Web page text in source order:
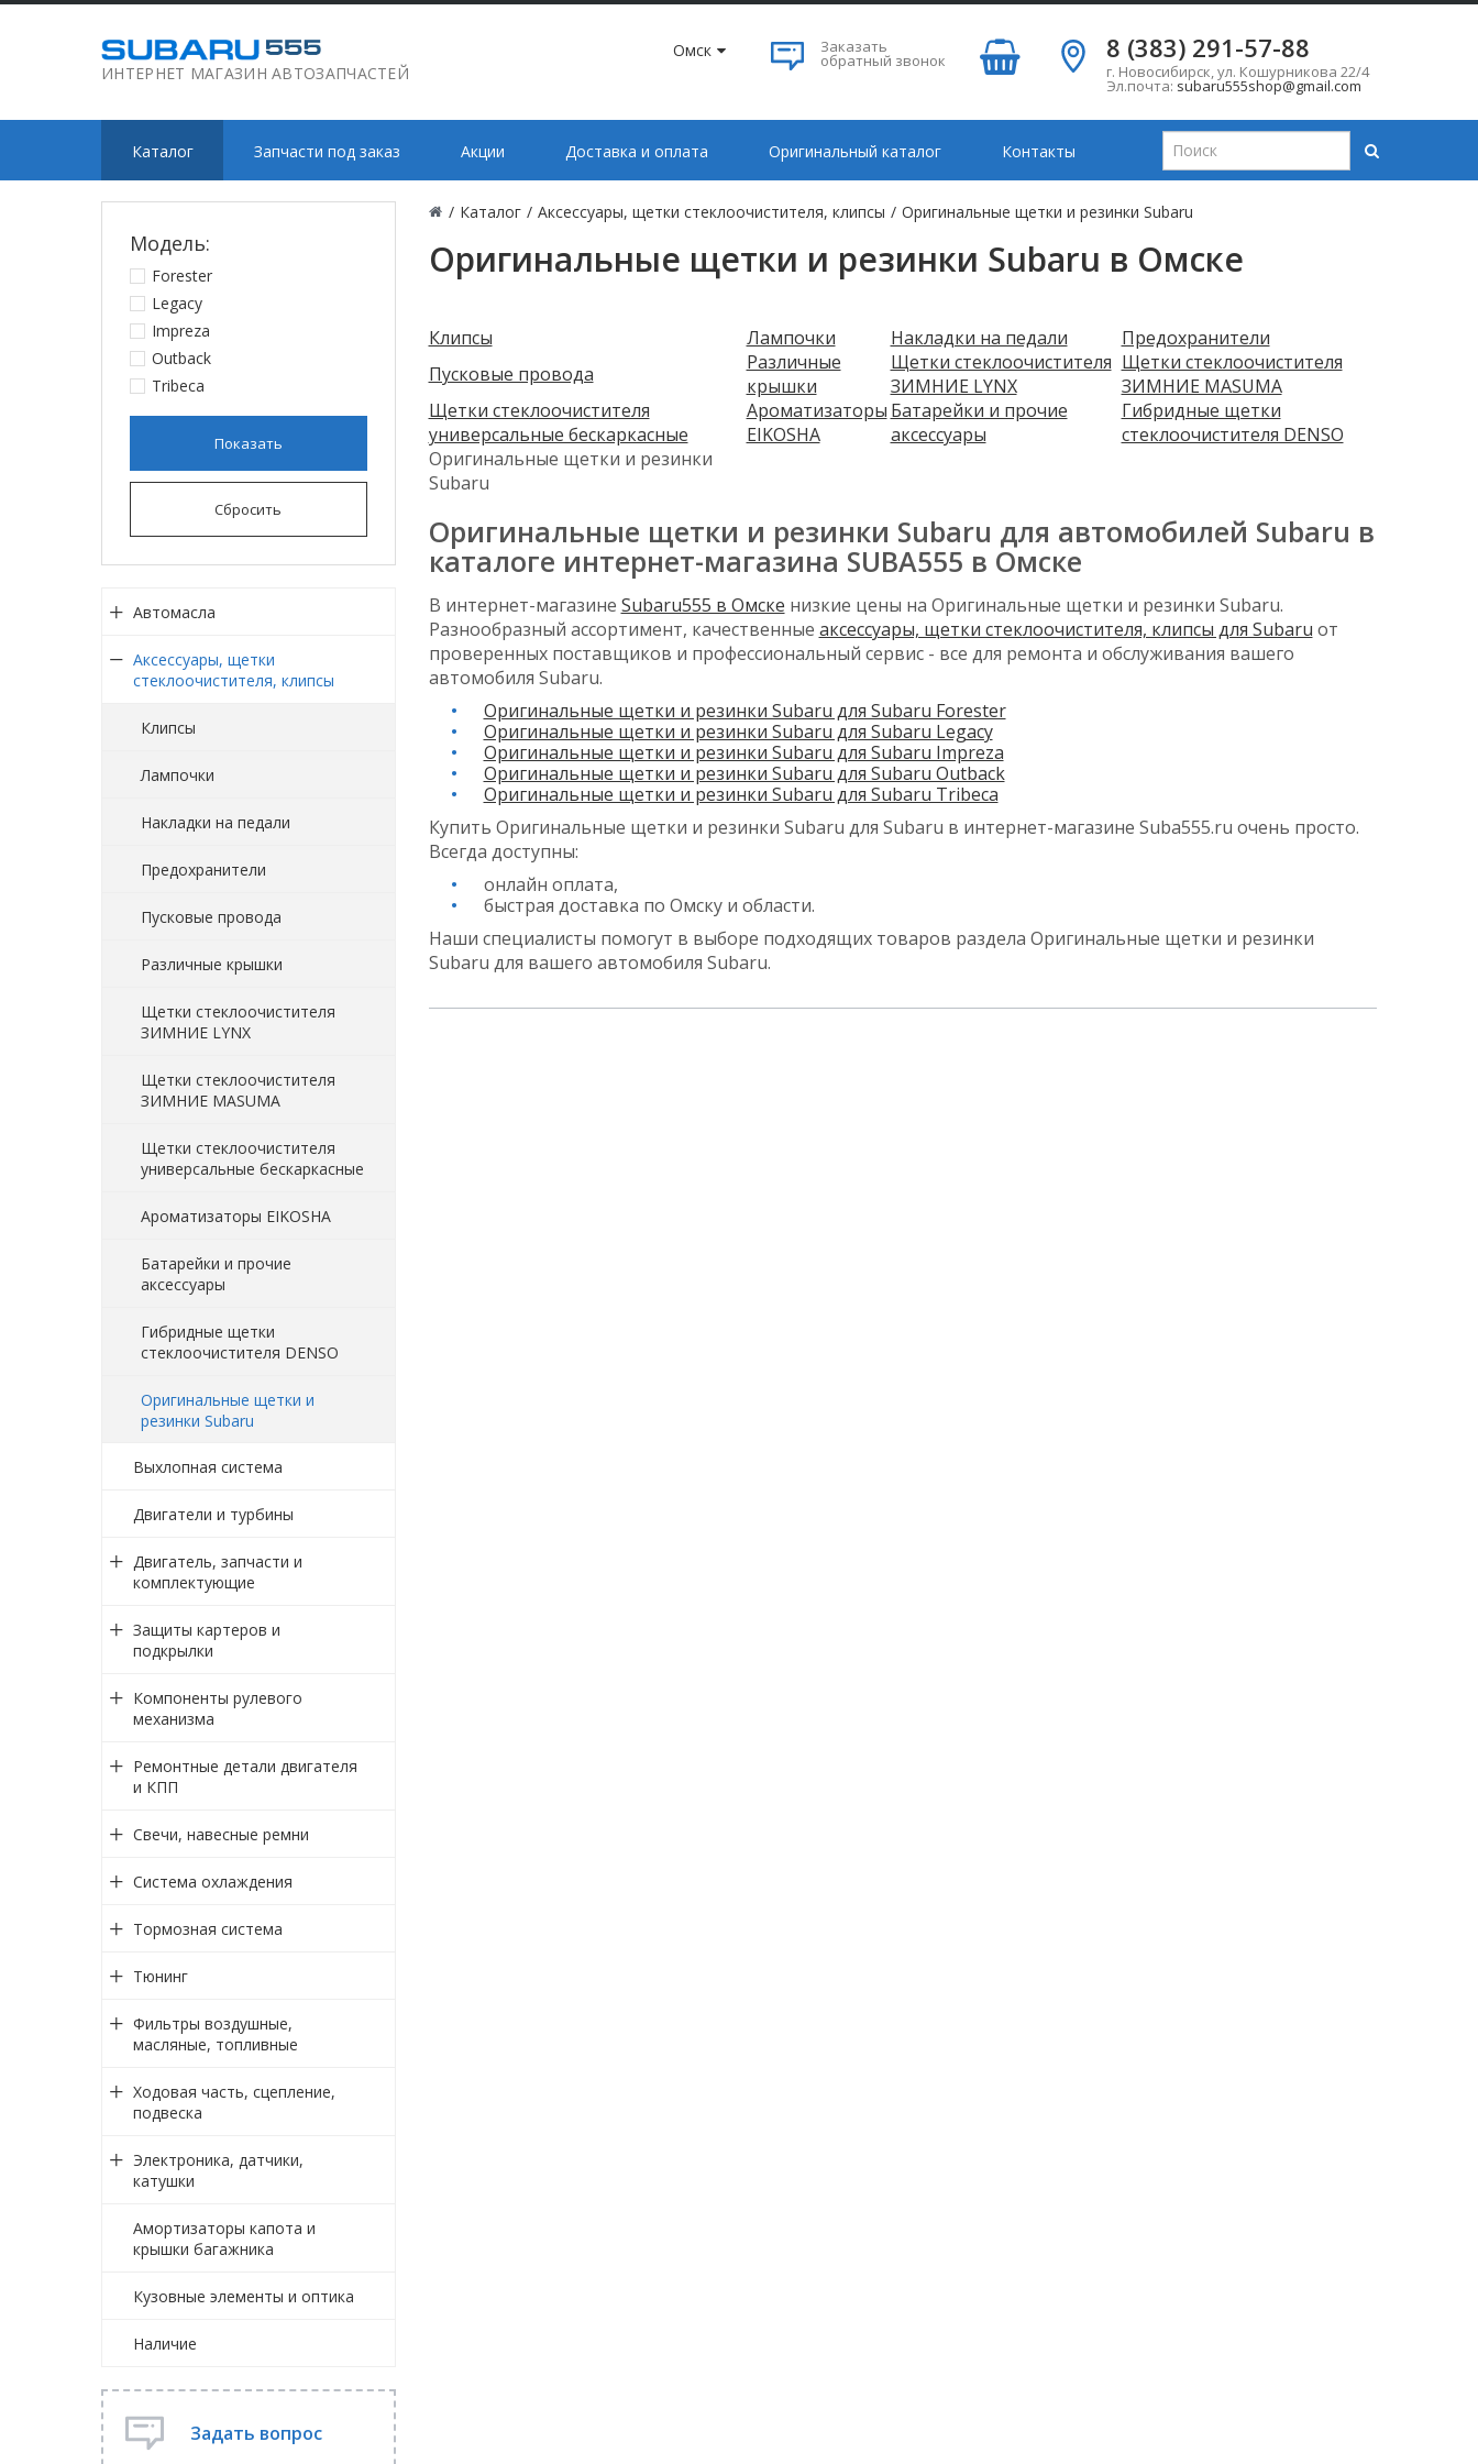
ИНТЕРНЕТ МАГАЗИН АВТОЗАПЧАСТЕЙ
Омск Заказать
обратный звонок 8 (383) 291-57-88
г. Новосибирск,ул. Кошурникова 22/4
Эл.почта: subaru555shop@gmail.com
Каталог Запчасти под заказ Акции Доставка и оплата Оригинальный каталог Контакты
/ Каталог / Аксессуары, щетки стеклоочистителя, клипсы / Оригинальные щетки и резинки Subaru
Оригинальные щетки и резинки Subaru в Омске
Модель:
Forester
Legacy
Impreza
Outback
Tribeca
Показать
Сбросить
Автомасла
Аксессуары, щетки
стеклоочистителя, клипсы
Клипсы
Лампочки
Накладки на педали
Предохранители
Пусковые провода
Различные крышки
Щетки стеклоочистителя
ЗИМНИЕ LYNX
Щетки стеклоочистителя
ЗИМНИЕ MASUMA
Щетки стеклоочистителя
универсальные бескаркасные
Ароматизаторы EIKOSHA
Батарейки и прочие
аксессуары
Гибридные щетки
стеклоочистителя DENSO
Оригинальные щетки и
резинки Subaru
Выхлопная система
Двигатели и турбины
Двигатель, запчасти и
комплектующие
Защиты картеров и
подкрылки
Компоненты рулевого
механизма
Ремонтные детали двигателя
и КПП
Свечи, навесные ремни
Система охлаждения
Тормозная система
Тюнинг
Фильтры воздушные,
масляные, топливные
Ходовая часть, сцепление,
подвеска
Электроника, датчики,
катушки
Амортизаторы капота и
крышки багажника
Кузовные элементы и оптика
Наличие
Задать вопрос
Клипсы Лампочки Накладки на педали
Предохранители
Пусковые провода
Различные
крышки
Щетки стеклоочистителя
ЗИМНИЕ LYNX
Щетки стеклоочистителя
ЗИМНИЕ MASUMA
Щетки стеклоочистителя
универсальные бескаркасные
Ароматизаторы
EIKOSHA
Батарейки и прочие
аксессуары
Гибридные щетки
стеклоочистителя DENSO
Оригинальные щетки и резинки
Subaru
Оригинальные щетки и резинки Subaru для автомобилей Subaru в
каталоге интернет-магазина SUBA555 в Омске
В интернет-магазине Subaru555 в Омске низкие цены на Оригинальные щетки и резинки Subaru.
Разнообразный ассортимент, качественные аксессуары, щетки стеклоочистителя, клипсы для Subaru от
проверенных поставщиков и профессиональный сервис - все для ремонта и обслуживания вашего
автомобиля Subaru.
Оригинальные щетки и резинки Subaru для Subaru Forester
Оригинальные щетки и резинки Subaru для Subaru Legacy
Оригинальные щетки и резинки Subaru для Subaru Impreza
Оригинальные щетки и резинки Subaru для Subaru Outback
Оригинальные щетки и резинки Subaru для Subaru Tribeca
Купить Оригинальные щетки и резинки Subaru для Subaru в интернет-магазине Suba555.ru очень просто.
Всегда доступны:
онлайн оплата,
быстрая доставка по Омску и области.
Наши специалисты помогут в выборе подходящих товаров раздела Оригинальные щетки и резинки
Subaru для вашего автомобиля Subaru.